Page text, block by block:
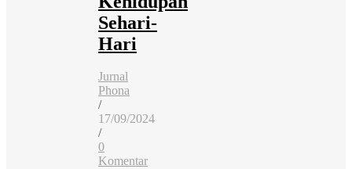
Sehari-
Hari
Jurnal
Phona
/
17/09/2024
/
0
Komentar